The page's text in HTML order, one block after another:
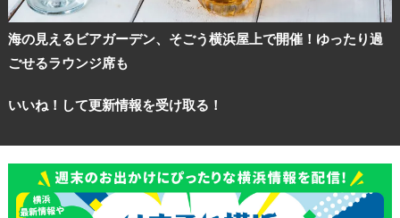
海の見えるビアガーデン、そごう横浜屋上で開催！ゆったり過
ごせるラウンジ席も
いいね！して更新情報を受け取る！